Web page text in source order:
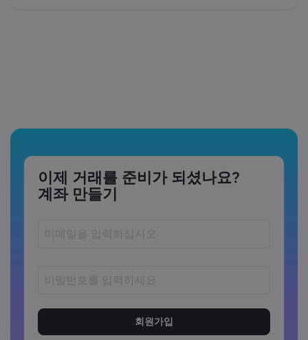
이제 거래를 준비가 되셨나요?
계좌 만들기